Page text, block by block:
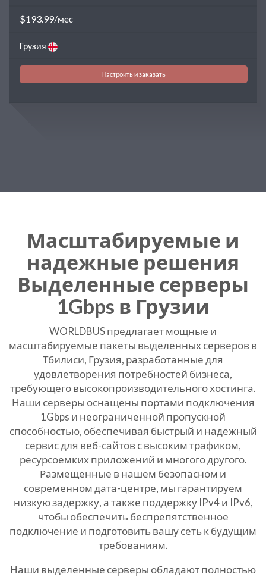
$193.99/мес
Грузия
Настроить и заказать
Масштабируемые и
надежные решения
Выделенные серверы
1Gbps в Грузии
WORLDBUS предлагает мощные и
масштабируемые пакеты выделенных серверов в
Тбилиси, Грузия, разработанные для
удовлетворения потребностей бизнеса,
требующего высокопроизводительного хостинга.
Наши серверы оснащены портами подключения
1Gbps и неограниченной пропускной
способностью, обеспечивая быстрый и надежный
сервис для веб-сайтов с высоким трафиком,
ресурсоемких приложений и многого другого.
Размещенные в нашем безопасном и
современном дата-центре, мы гарантируем
низкую задержку, а также поддержку IPv4 и IPv6,
чтобы обеспечить беспрепятственное
подключение и подготовить вашу сеть к будущим
требованиям.
Наши выделенные серверы обладают полностью